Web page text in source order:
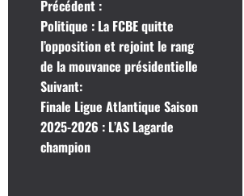
N
a
v
i
g
Précédent :
Politique : La FCBE quitte
l’opposition et rejoint le rang
de la mouvance présidentielle
Suivant:
Finale Ligue Atlantique Saison
2025-2026 : L’AS Lagarde
champion